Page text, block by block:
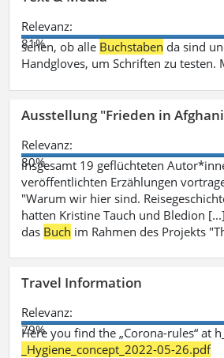
Relevanz:
81%
sehen, ob alle Buchstaben da sind
Handgloves, um Schriften zu testen.
Ausstellung "Frieden in
Relevanz:
80%
insgesamt 19 geflüchteten
veröffentlichten Erzählungen
"Warum wir hier sind.
hatten Kristine Tauch und Bledion
das Buch im Rahmen des Projekts
Travel Information
Relevanz:
79%
Here you find the „Corona-rules“ at
_Hygiene_concept_2022-05-26.pdf